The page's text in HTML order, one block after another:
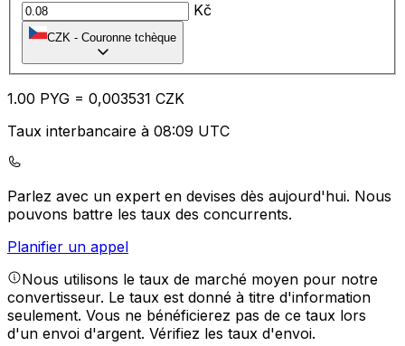
Kč
CZK - Couronne tchèque
1.00 PYG = 0,003531 CZK
Taux interbancaire à 08:09 UTC
Parlez avec un expert en devises dès aujourd'hui. Nous
pouvons battre les taux des concurrents.
Planifier un appel
Nous utilisons le taux de marché moyen pour notre
convertisseur. Le taux est donné à titre d'information
seulement. Vous ne bénéficierez pas de ce taux lors
d'un envoi d'argent. Vérifiez les taux d'envoi.